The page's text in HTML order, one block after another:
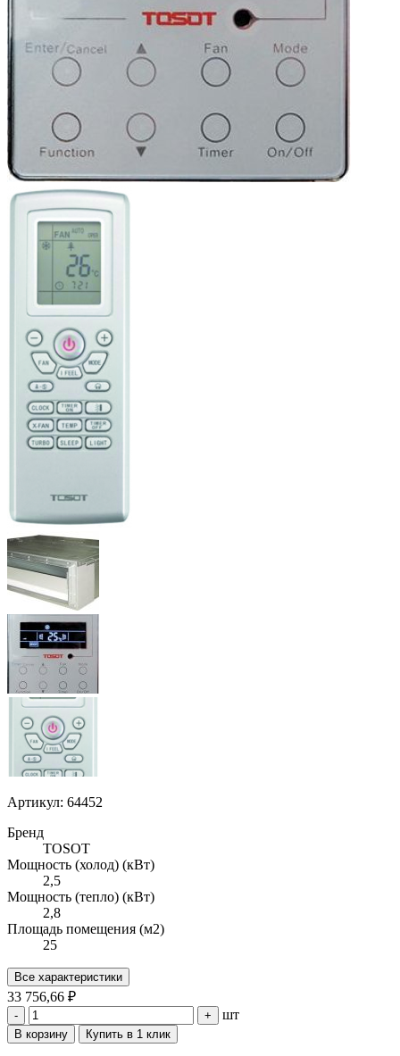
Артикул: 64452
Бренд
TOSOT
Мощность (холод) (кВт)
2,5
Мощность (тепло) (кВт)
2,8
Площадь помещения (м2)
25
Все характеристики
33 756,66 ₽
- + шт
В корзину Купить в 1 клик